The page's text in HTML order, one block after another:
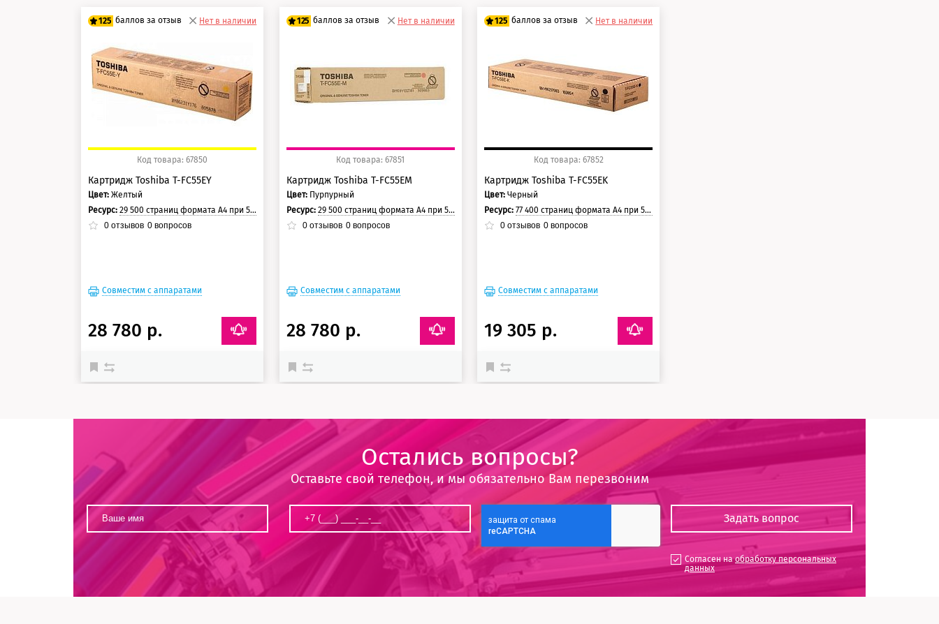
125 баллов за отзыв
100 баллов
125 баллов
Нет в наличии
Код товара: 67850
Картридж Toshiba T-FC55EY
Цвет: Желтый
Ресурс:29 500 страниц формата А4 при 5% заполнении страницы.
0 отзывов 0 вопросов
Совместим с аппаратами
28 780 р.
125 баллов за отзыв
125 баллов
Нет в наличии
Код товара: 67851
Картридж Toshiba T-FC55EM
Цвет: Пурпурный
Ресурс: 29 500 страниц формата А4 при 5% заполнении страницы.
0отзывов 0вопросов
Совместим с аппаратами
28 780 р.
125 баллов за отзыв
100 баллов
125 баллов
Нет в наличии
Код товара: 67852
Картридж Toshiba T-FC55EK
Цвет: Черный
Ресурс:77 400 страниц формата А4 при 5% заполнении страницы.
0 отзывов 0 вопросов
Совместим с аппаратами
19 305 р.
Остались вопросы?
Оставьте свой телефон, и мы обязательно Вам перезвоним
Согласен наобработку персональных
данных